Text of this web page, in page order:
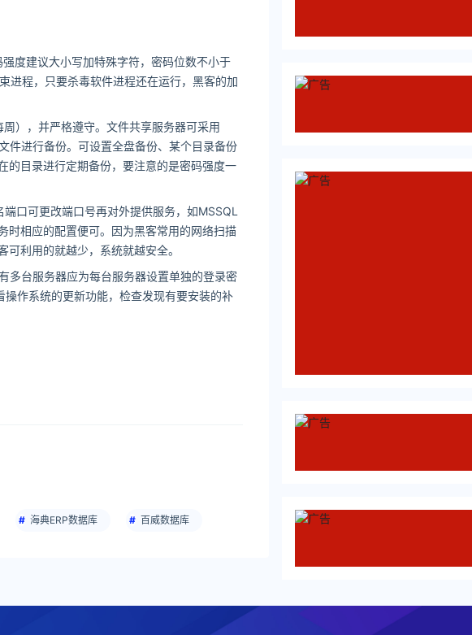
度建议大小写加特殊字符，密码位数不小于
进程，只要杀毒软件进程还在运行，黑客的加
），并严格遵守。文件共享服务器可采用
件进行备份。可设置全盘备份、某个目录备份
的目录进行定期备份，要注意的是密码强度一
口可更改端口号再对外提供服务，如MSSQL
相应的配置便可。因为黑客常用的网络扫描
利用的就越少，系统就越安全。
多台服务器应为每台服务器设置单独的登录密
作系统的更新功能，检查发现有要安装的补
海典ERP数据库 百威数据库